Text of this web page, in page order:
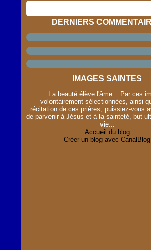
DERNIERS
IMAGES SAINTES
La beauté élève l'âme... Par ces
volontairement sélectionnées, ainsi
récitation de ces prières, puissiez-vous
de parvenir à Jésus et à la sainteté, but
vie...
Accueil du blog
Créer un blog avec CanalBlog